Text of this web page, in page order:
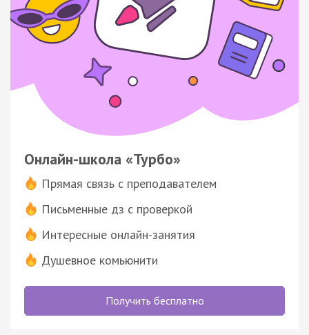
Онлайн-школа «Турбо»
Прямая связь с преподавателем
Письменные дз с проверкой
Интересные онлайн-занятия
Душевное комьюнити
Получить бесплатно